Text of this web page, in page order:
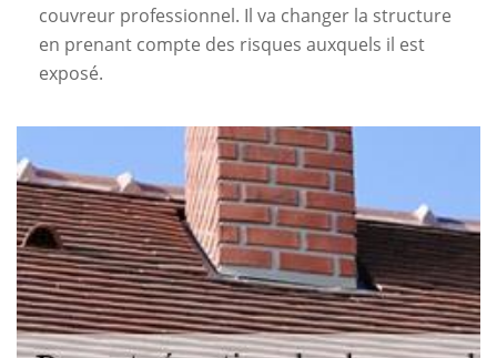
couvreur professionnel. Il va changer la structure
en prenant compte des risques auxquels il est
exposé.